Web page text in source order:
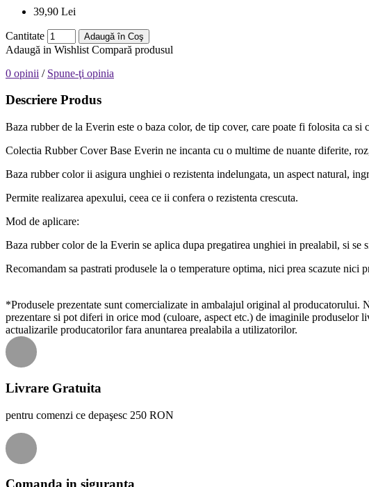
39,90 Lei
Cantitate Adaugă în Coş
Adaugă in Wishlist Compară produsul
0 opinii / Spune-ţi opinia
Descriere Produs
Baza rubber de la Everin este o baza color, de tip cover, care poate fi folosita ca si
Colectia Rubber Cover Base Everin ne incanta cu o multime de nuante diferite,
Baza rubber color ii asigura unghiei o rezistenta indelungata, un aspect natural,
Permite realizarea apexului, ceea ce ii confera o rezistenta crescuta.
Mod de aplicare:
Baza rubber color de la Everin se aplica dupa pregatirea unghiei in prealabil, si se
Recomandam sa pastrati produsele la o temperature optima, nici prea scazute nici
*Produsele prezentate sunt comercializate in ambalajul original al
prezentare si pot diferi in orice mod (culoare, aspect etc.) de imaginile produselor
actualizarile producatorilor fara anuntarea prealabila a utilizatorilor.
Livrare Gratuita
pentru comenzi ce depaşesc 250 RON
Comanda in siguranta